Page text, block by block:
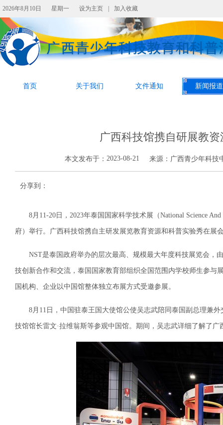
2026年8月10日 星期一 设为主页 加入收藏
首页 关于我们 文件通知 新闻报道
广西科技馆携自研展教
本文发布于： 2023-08-21 来源： 广西青少年科技
分享到：
8月11-20日，2023年泰国国家科学技术展（National Science
府）举行。广西科技馆携自主研发展览教育资源和科普实验秀在展
NST是泰国政府举办的层次最高、规模最大年度科技展览会，
技创新合作和交流，泰国国家教育部组织全国范围内学校师生参与
国机构、企业以中国馆整体独立布展方式受邀参展。
8月11日，中国驻泰王国大使馆公使吴志武陪同泰国副总理兼
技馆馆长雷文·拉维翁斯等参观中国馆。期间，吴志武详细了解了